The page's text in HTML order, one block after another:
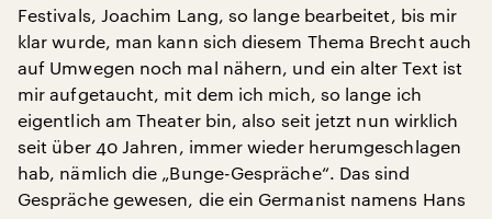
Festivals, Joachim Lang, so lange bearbeitet, bis mir
klar wurde, man kann sich diesem Thema Brecht auch
auf Umwegen noch mal nähern, und ein alter Text ist
mir aufgetaucht, mit dem ich mich, so lange ich
eigentlich am Theater bin, also seit jetzt nun wirklich
seit über 40 Jahren, immer wieder herumgeschlagen
hab, nämlich die „Bunge-Gespräche“. Das sind
Gespräche gewesen, die ein Germanist namens Hans